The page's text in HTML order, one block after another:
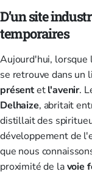
D’un site
temporaires
Aujourd'hui, lorsque
se retrouve dans un
présentetl'avenir.
Delhaize, abritait
distillait des
développement de
que nous
proximité de lavoie